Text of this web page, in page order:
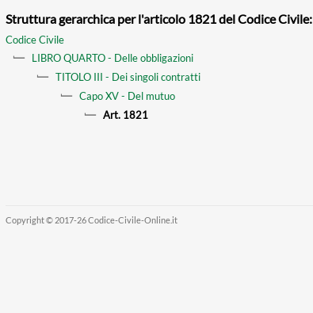
Struttura gerarchica per l'articolo 1821 del Codice Civile:
Codice Civile
LIBRO QUARTO - Delle obbligazioni
TITOLO III - Dei singoli contratti
Capo XV - Del mutuo
Art. 1821
Copyright © 2017-26 Codice-Civile-Online.it